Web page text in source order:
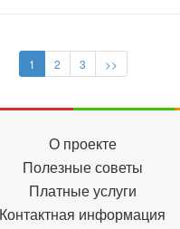
1 2 3 >>
О проекте
Полезные советы
Платные услуги
Контактная информация